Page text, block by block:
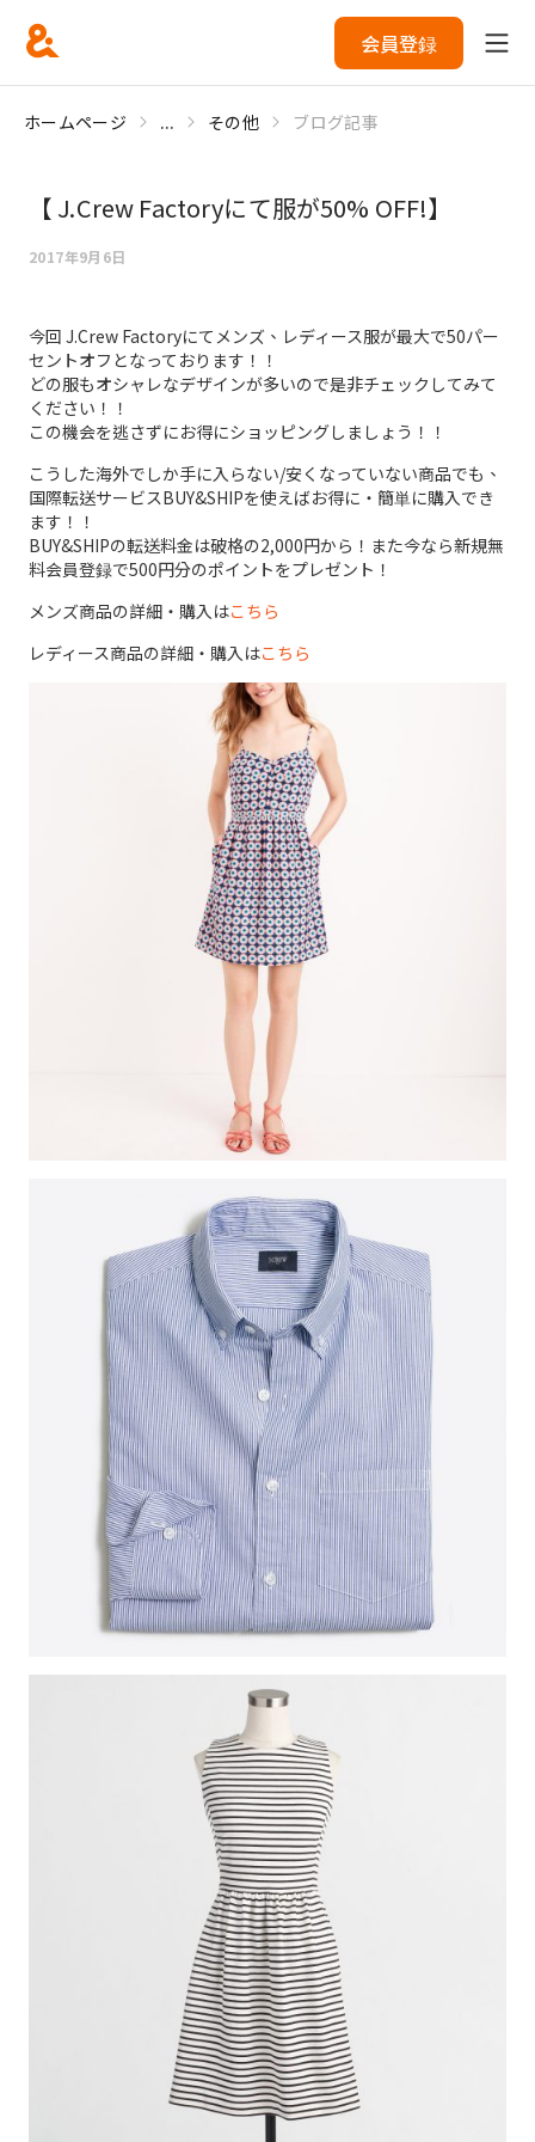
会員登録
ホームページ ... その他 ブログ記事
【 J.Crew Factoryにて服が50% OFF!】
2017年9月6日
今回 J.Crew Factoryにてメンズ、レディース服が最大で50パー
セントオフとなっております！！
どの服もオシャレなデザインが多いので是非チェックしてみて
ください！！
この機会を逃さずにお得にショッピングしましょう！！
こうした海外でしか手に入らない/安くなっていない商品でも、
国際転送サービスBUY&SHIPを使えばお得に・簡単に購入でき
ます！！
BUY&SHIPの転送料金は破格の2,000円から！また今なら新規無
料会員登録で500円分のポイントをプレゼント！
メンズ商品の詳細・購入はこちら
レディース商品の詳細・購入はこちら